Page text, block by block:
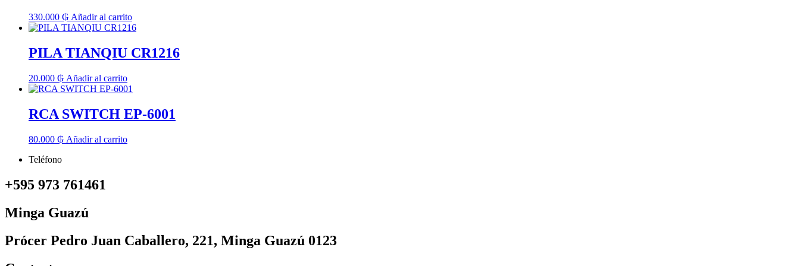
330.000 ₲ Añadir al carrito
PILA TIANQIU CR1216
20.000 ₲ Añadir al carrito
RCA SWITCH EP-6001
80.000 ₲ Añadir al carrito
Teléfono
+595 973 761461
Minga Guazú
Prócer Pedro Juan Caballero, 221, Minga Guazú 0123